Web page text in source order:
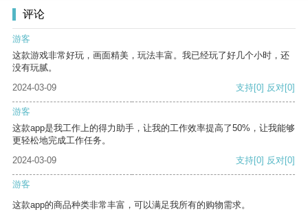
评论
游客
这款游戏非常好玩，画面精美，玩法丰富。我已经玩了好几个小时，还
没有玩腻。
2024-03-09
支持[0] 反对[0]
游客
这款app是我工作上的得力助手，让我的工作效率提高了50%，让我能够
更轻松地完成工作任务。
2024-03-09
支持[0] 反对[0]
游客
这款app的商品种类非常丰富，可以满足我所有的购物需求。